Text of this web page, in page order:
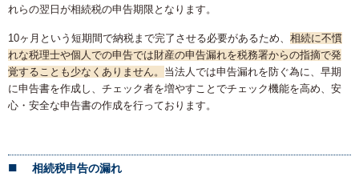
れらの翌日が相続税の申告期限となります。
10ヶ月という短期間で納税まで完了させる必要があるため、 相続に不慣
れな税理士や個人での申告では財産の申告漏れを税務署からの指摘で発
覚することも少なくありません。 当法人では申告漏れを防ぐ為に、早期
に申告書を作成し、チェック者を増やすことでチェック機能を高め、安
心・安全な申告書の作成を行っております。
相続税申告の漏れ